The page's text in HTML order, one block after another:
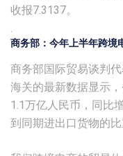
收报7.3137。
.
商务部：今年上半年跨境
商务部国际贸易谈判
海关的最新数据显示
1.1万亿人民币，同比
到同期进出口货物的比